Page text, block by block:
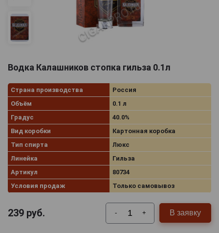
Водка Калашников стопка гильза 0.1л
Страна производства
Россия
Объём
0.1 л
Градус
40.0%
Вид коробки
Картонная коробка
Тип спирта
Люкс
Линейка
Гильза
Артикул
80734
Условия продаж
Только самовывоз
239 руб. - + В заявку